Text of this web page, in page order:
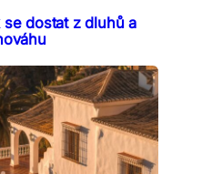
dostat z dluhů a